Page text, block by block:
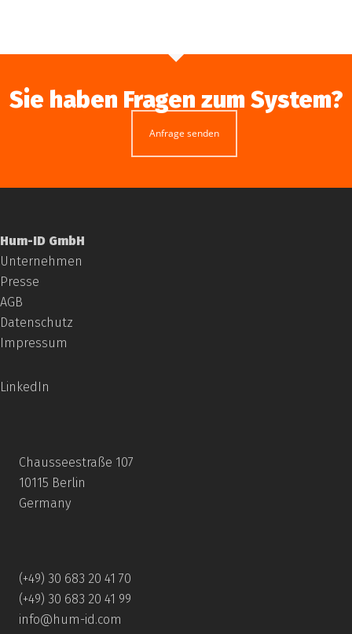
Sie haben Fragen zum System?
Anfrage senden
Hum-ID GmbH
Unternehmen
Presse
AGB
Datenschutz
Impressum
LinkedIn
Chausseestraße 107
10115 Berlin
Germany
(+49) 30 683 20 41 70
(+49) 30 683 20 41 99
info@hum-id.com